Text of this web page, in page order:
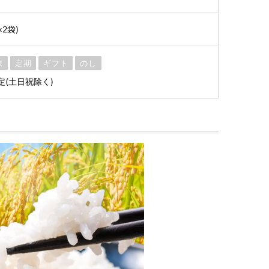
袋)
定期 ギフト のし
(土日祝除く)